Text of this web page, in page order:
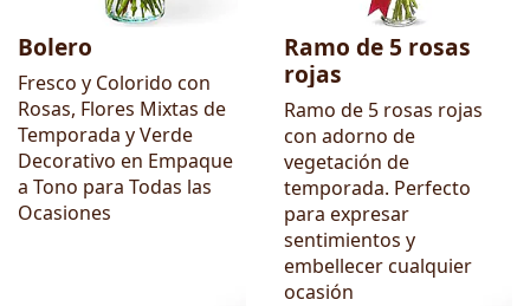
Bolero
Fresco y Colorido con
Rosas, Flores Mixtas de
Temporada y Verde
Decorativo en Empaque
a Tono para Todas las
Ocasiones
Ramo de 5 rosas
rojas
Ramo de 5 rosas rojas
con adorno de
vegetación de
temporada. Perfecto
para expresar
sentimientos y
embellecer cualquier
ocasión